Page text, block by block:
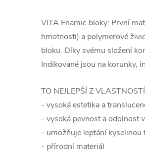
VITA Enamic bloky: První
hmotnosti) a polymerové
bloku. Díky svému složení
Indikované jsou na korunky,
TO NEJLEPŠÍ Z
- vysoká estetika a
- vysoká pevnost a odolnost
- umožňuje leptání
- přírodní materiál